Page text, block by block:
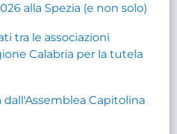
alla Spezia (e non solo)
tra le associazioni
Calabria per la tutela
Capitolina